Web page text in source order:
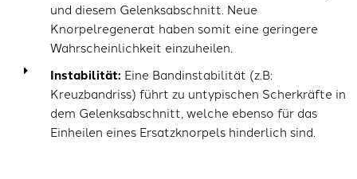
und diesem Gelenksabschnitt. Neue
Knorpelregenerat haben somit eine geringere
Wahrscheinlichkeit einzuheilen.
Instabilität: Eine Bandinstabilität (z.B:
Kreuzbandriss) führt zu untypischen Scherkräfte in
dem Gelenksabschnitt, welche ebenso für das
Einheilen eines Ersatzknorpels hinderlich sind.